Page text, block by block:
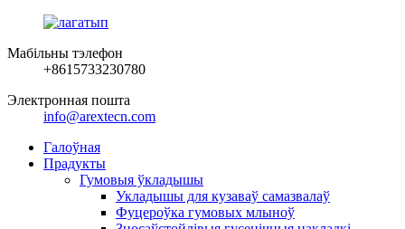
Мабільны тэлефон
+8615733230780
Электронная пошта
info@arextecn.com
Галоўная
Прадукты
Гумовыя ўкладышы
Укладышы для кузаваў самазвалаў
Фуцероўка гумовых млыноў